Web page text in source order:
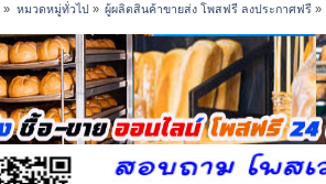
» หมวดหมู่ทั่วไป» ผู้ผลิตสินค้าขายส่ง โพสฟรี ลงประกาศฟรี»